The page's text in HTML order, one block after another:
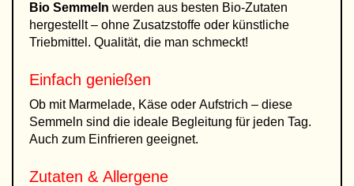
Bio Semmeln werden aus besten Bio-Zutaten
hergestellt – ohne Zusatzstoffe oder künstliche
Triebmittel. Qualität, die man schmeckt!
Einfach genießen
Ob mit Marmelade, Käse oder Aufstrich – diese
Semmeln sind die ideale Begleitung für jeden Tag.
Auch zum Einfrieren geeignet.
Zutaten & Allergene